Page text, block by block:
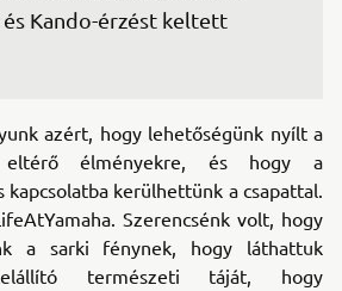
és Kando-érzést keltett
azért, hogy lehetőségünk nyílt a
eltérő élményekre, és hogy a
kapcsolatba kerülhettünk a csapattal.
Szerencsénk volt, hogy
a sarki fénynek, hogy láthattuk
természeti táját, hogy